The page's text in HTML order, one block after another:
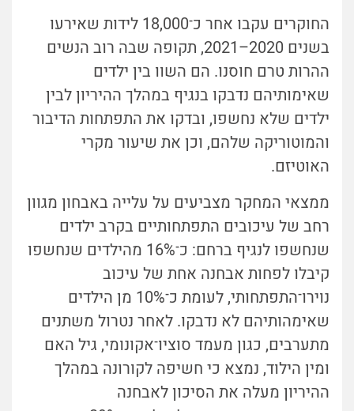
החוקרים עקבו אחר כ־18,000 לידות שאירעו
בשנים 2020–2021, תקופה שבה רוב הנשים
ההרות טרם חוסנו. הם השוו בין ילדים
שאימותיהם נדבקו בנגיף במהלך ההיריון לבין
ילדים שלא נחשפו, ובדקו את התפתחות הדיבור
והמוטוריקה שלהם, וכן את שיעור מקרי
האוטיזם.
ממצאי המחקר מצביעים על עלייה באבחון מגוון
רחב של עיכובים התפתחותיים בקרב ילדים
שנחשפו לנגיף ברחם: כ־16% מהילדים שנחשפו
קיבלו לפחות אבחנה אחת של עיכוב
נוירו־התפתחותי, לעומת כ־10% מן הילדים
שאימהותיהם לא נדבקו. לאחר נטרול משתנים
מתערבים, כגון מעמד סוציו־אקונומי, גיל האם
ומין הילוד, נמצא כי חשיפה לקורונה במהלך
ההיריון מעלה את הסיכון לאבחנה